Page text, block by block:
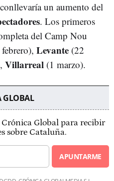
un aumento del
. Los primeros
del Camp Nou
Levante (22
Villarreal (1 marzo).
GLOBAL
Global para recibir
sobre Cataluña.
APUNTARME